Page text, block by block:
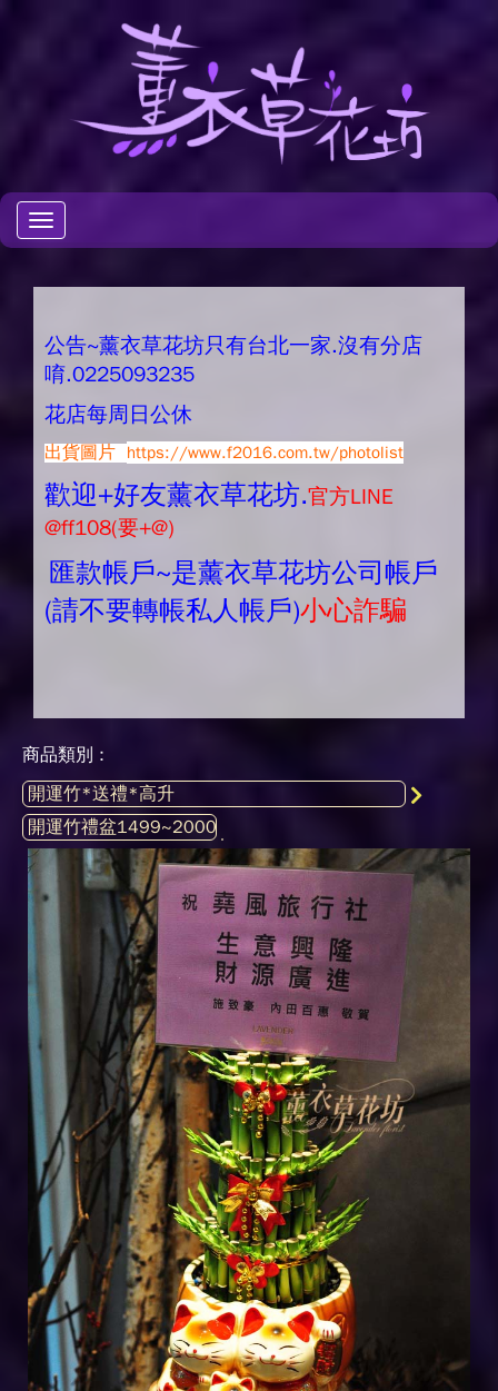
Toggle
navigation
公告~薰衣草花坊只有台北一家.沒有分店
唷.0225093235
花店每周日公休
出貨圖片 https://www.f2016.com.tw/photolist
歡迎+好友薰衣草花坊.官方LINE
@ff108(要+@)
匯款帳戶~是薰衣草花坊公司帳戶
(請不要轉帳私人帳戶)小心詐騙
商品類別 :